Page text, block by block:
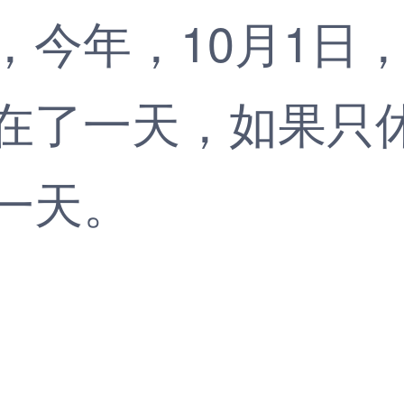
，10月1日，
天，如果只
。